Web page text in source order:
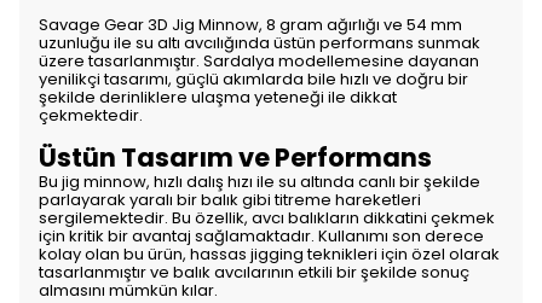
Savage Gear 3D Jig Minnow, 8 gram ağırlığı ve 54 mm
uzunluğu ile su altı avcılığında üstün performans sunmak
üzere tasarlanmıştır. Sardalya modellemesine dayanan
yenilikçi tasarımı, güçlü akımlarda bile hızlı ve doğru bir
şekilde derinliklere ulaşma yeteneği ile dikkat
çekmektedir.
Üstün Tasarım ve Performans
Bu jig minnow, hızlı dalış hızı ile su altında canlı bir şekilde
parlayarak yaralı bir balık gibi titreme hareketleri
sergilemektedir. Bu özellik, avcı balıkların dikkatini çekmek
için kritik bir avantaj sağlamaktadır. Kullanımı son derece
kolay olan bu ürün, hassas jigging teknikleri için özel olarak
tasarlanmıştır ve balık avcılarının etkili bir şekilde sonuç
almasını mümkün kılar.